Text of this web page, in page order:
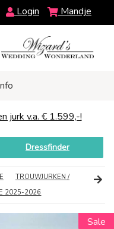
Login Mandje
jurk v.a. € 1.599,-!
Dressfinder
TROUWJURKEN /
2025-2026
Sale